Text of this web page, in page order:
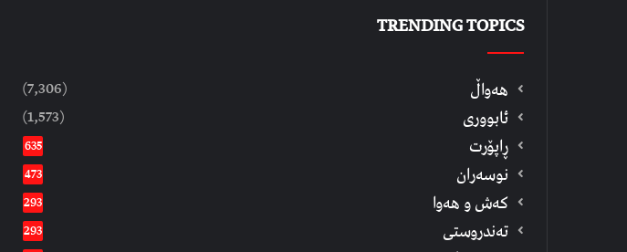
TRENDING TOPICS
هەواڵ (7,306)
ئابووری (1,573)
ڕاپۆرت 635
نوسەران 473
كەش و هەوا 293
تەندروستی 293